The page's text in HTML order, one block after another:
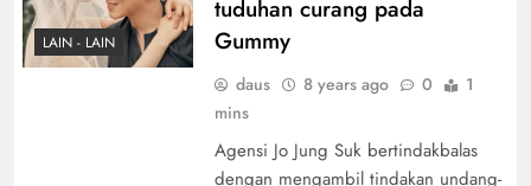
LAIN - LAIN
tuduhan curang pada
Gummy
daus 8 years ago 0
1
mins
Agensi Jo Jung Suk bertindakbalas
dengan mengambil tindakan undang-